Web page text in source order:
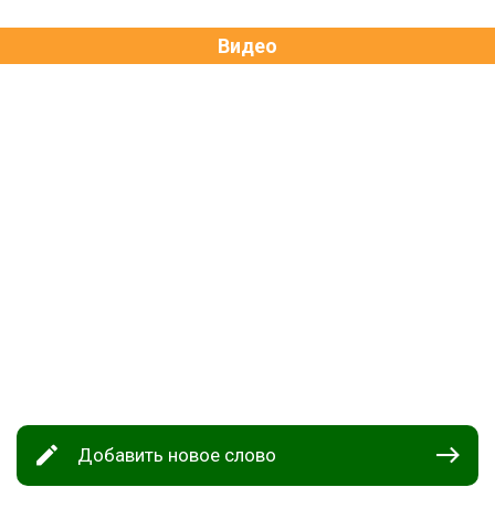
Видео
Добавить новое слово